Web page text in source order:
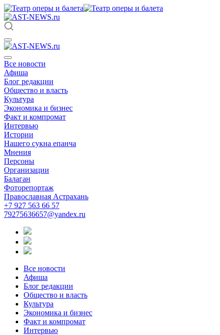
Все новости
Афиша
Блог редакции
Общество и власть
Культура
Экономика и бизнес
Факт и компромат
Интервью
Истории
Нашего сукна епанча
Мнения
Персоны
Организации
Балаган
Фоторепортаж
Православная Астрахань
+7 927 563 66 57
79275636657@yandex.ru
Все новости
Афиша
Блог редакции
Общество и власть
Культура
Экономика и бизнес
Факт и компромат
Интервью